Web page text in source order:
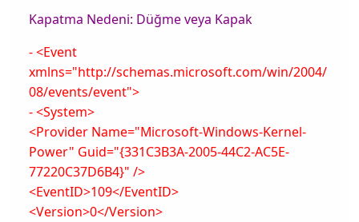
Kapatma Nedeni: Düğme veya Kapak
- <Event
xmlns="http://schemas.microsoft.com/win/2004/
08/events/event">
- <System>
<Provider Name="Microsoft-Windows-Kernel-
Power" Guid="{331C3B3A-2005-44C2-AC5E-
77220C37D6B4}" />
<EventID>109</EventID>
<Version>0</Version>